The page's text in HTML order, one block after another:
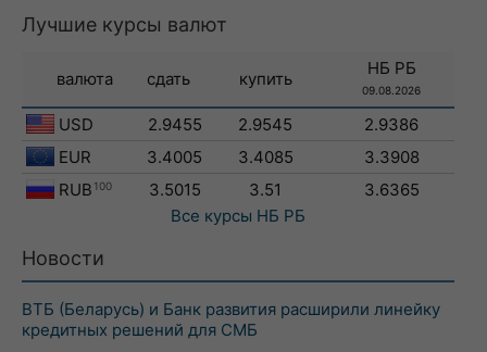
Лучшие курсы валют
валюта сдать купить
НБ РБ
09.08.2026
USD 2.9455 2.9545
2.9386
EUR
3.4005 3.4085
3.3908
RUB 100 3.5015 3.51
3.6365
Все курсы НБ РБ
Новости
ВТБ (Беларусь) и Банк развития расширили линейку
кредитных решений для СМБ